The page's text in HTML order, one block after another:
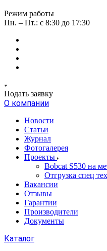
Режим работы
Пн. – Пт.: c 8:30 до 17:30
Подать заявку
О компании
Новости
Статьи
Журнал
Фотогалерея
Проекты
Bobcat S530 на
Отгрузка спец
Вакансии
Отзывы
Гарантии
Производители
Документы
Каталог